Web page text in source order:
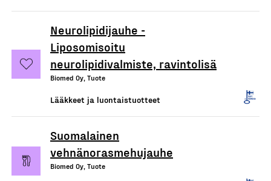
Neurolipidijauhe -
Liposomisoitu
neurolipidivalmiste, ravintolisä
Biomed Oy, Tuote
Lääkkeet ja luontaistuotteet
Suomalainen
vehnänorasmehujauhe
Biomed Oy, Tuote